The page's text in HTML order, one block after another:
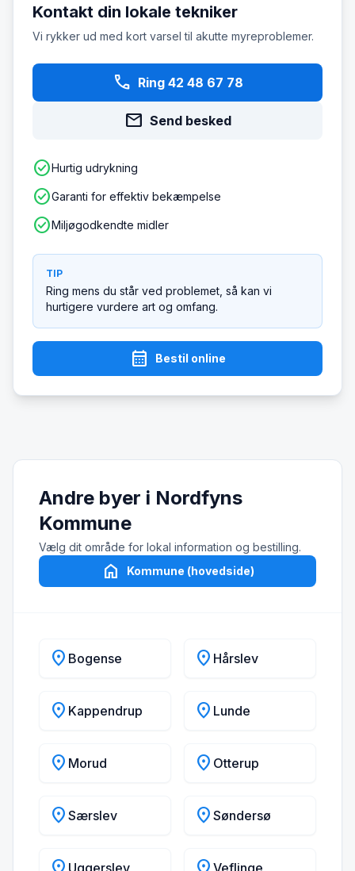
Kontakt din lokale tekniker
Vi rykker ud med kort varsel til akutte myreproblemer.
phone Ring 42 48 67 78
mail Send besked
check_circleHurtig udrykning
check_circleGaranti for effektiv bekæmpelse
check_circleMiljøgodkendte midler
TIP
Ring mens du står ved problemet, så kan vi
hurtigere vurdere art og omfang.
calendar_month Bestil online
Andre byer i Nordfyns
Kommune
Vælg dit område for lokal information og bestilling.
home Kommune (hovedside)
location_on Bogense location_on Hårslev
location_on Kappendrup location_on Lunde
location_on Morud location_on Otterup
location_on Særslev location_on Søndersø
Uggerslev Veflinge